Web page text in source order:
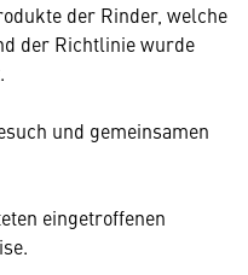
der Rinder, welche
der Richtlinie wurde
und gemeinsamen
eingetroffenen